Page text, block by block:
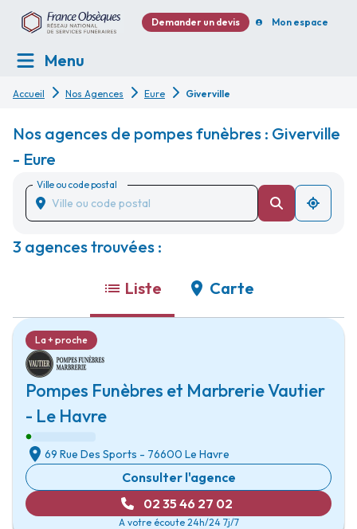
Demander un devis Mon espace
Menu
Accueil Nos Agences Eure Giverville
Nos agences de pompes funèbres : Giverville
- Eure
Ville ou code postal
3 agences trouvées :
Liste Carte
Pompes Funèbres et Marbrerie Vautier
- Le Havre
La + proche
69 Rue Des Sports - 76600 Le Havre
Consulter l'agence
02 35 46 27 02
A votre écoute 24h/24 7j/7